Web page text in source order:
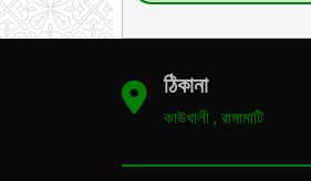
ঠিকানা
কাউখালী , রাঙ্গামাটি